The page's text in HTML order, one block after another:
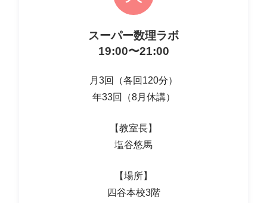
スーパー数理ラボ
19:00〜21:00
月3回（各回120分）
年33回（8月休講）
【教室長】
塩谷悠馬
【場所】
四谷本校3階